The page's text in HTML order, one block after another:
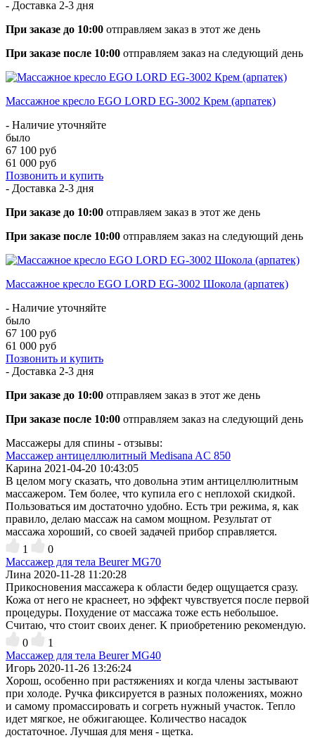
- Доставка 2-3 дня
При заказе до 10:00 отправляем заказ в этот же день
При заказе после 10:00 отправляем заказ на следующий день
Массажное кресло EGO LORD EG-3002 Крем (арпатек)
- Наличие уточняйте
было
67 100 руб
61 000 руб
Позвонить и купить
- Доставка 2-3 дня
При заказе до 10:00 отправляем заказ в этот же день
При заказе после 10:00 отправляем заказ на следующий день
Массажное кресло EGO LORD EG-3002 Шокола (арпатек)
- Наличие уточняйте
было
67 100 руб
61 000 руб
Позвонить и купить
- Доставка 2-3 дня
При заказе до 10:00 отправляем заказ в этот же день
При заказе после 10:00 отправляем заказ на следующий день
Массажеры для спины - отзывы:
Массажер антицеллюлитный Medisana AC 850
Карина 2021-04-20 10:43:05
В целом могу сказать, что довольна этим антицеллюлитным
массажером. Тем более, что купила его с неплохой скидкой.
Пользоваться им достаточно удобно. Есть три режима, я, как
правило, делаю массаж на самом мощном. Результат от
массажа хороший, со своей задачей прибор справляется.
1
0
Массажер для тела Beurer MG70
Лина 2020-11-28 11:20:28
Прикосновения массажера к области бедер ощущается сразу.
Кожа от него не краснеет, но эффект чувствуется после первой
процедуры. Похудение от массажа тоже есть небольшое.
Считаю, что стоит своих денег. К приобретению рекомендую.
0
1
Массажер для тела Beurer MG40
Игорь 2020-11-26 13:26:24
Хорош, особенно при растяжениях и когда члены застывают
при холоде. Ручка фиксируется в разных положениях, можно
и самому промассировать и согреть нужный участок. Тепло
идет мягкое, не обжигающее. Количество насадок
достаточное. Лучшая для меня - щетка.